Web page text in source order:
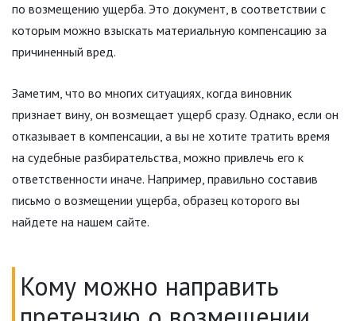
по возмещению ущерба. Это документ, в соответствии с
которым можно взыскать материальную компенсацию за
причиненный вред.
Заметим, что во многих ситуациях, когда виновник
признает вину, он возмещает ущерб сразу. Однако, если он
отказывает в компенсации, а вы не хотите тратить время
на судебные разбирательства, можно привлечь его к
ответственности иначе. Например, правильно составив
письмо о возмещении ущерба, образец которого вы
найдете на нашем сайте.
Кому можно направить